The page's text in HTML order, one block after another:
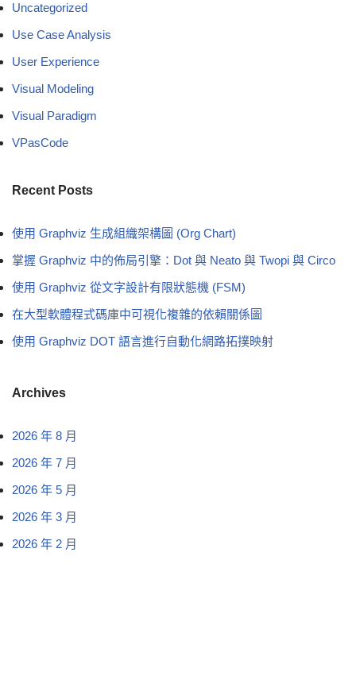
Uncategorized
Use Case Analysis
User Experience
Visual Modeling
Visual Paradigm
VPasCode
Recent Posts
使用 Graphviz 生成組織架構圖 (Org Chart)
掌握 Graphviz 中的佈局引擎：Dot 與 Neato 與 Twopi 與 Circo
使用 Graphviz 從文字設計有限狀態機 (FSM)
在大型軟體程式碼庫中可視化複雜的依賴關係圖
使用 Graphviz DOT 語言進行自動化網路拓撲映射
Archives
2026 年 8 月
2026 年 7 月
2026 年 5 月
2026 年 3 月
2026 年 2 月